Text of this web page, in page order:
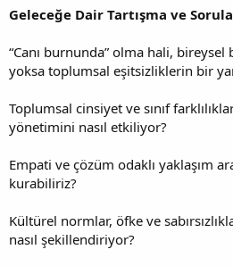
Geleceğe Dair Tartışma ve
“Canı burnunda” olma hali,
yoksa toplumsal eşitsizliklerin bir
Toplumsal cinsiyet ve sınıf
yönetimini nasıl etkiliyor?
Empati ve çözüm odaklı yaklaşım
kurabiliriz?
Kültürel normlar, öfke ve
nasıl şekillendiriyor?